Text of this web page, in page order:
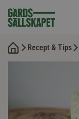
Recept & Tips